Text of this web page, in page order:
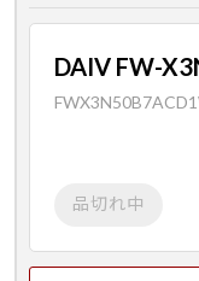
DAIV FW-
品切れ中